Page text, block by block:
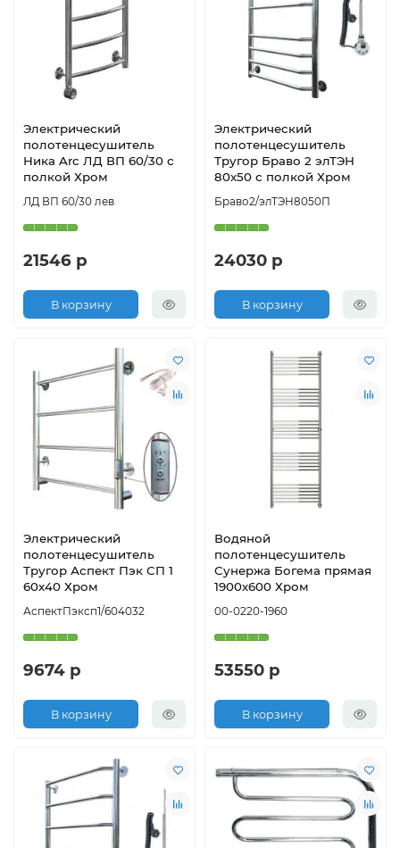
Электрический
полотенцесушитель
Ника Arc ЛД ВП 60/30 с
полкой Хром
ЛД ВП 60/30 лев
21546 р
В корзину
Электрический
полотенцесушитель
Тругор Браво 2 элТЭН
80x50 с полкой Хром
Браво2/элТЭН8050П
24030 р
В корзину
Электрический
полотенцесушитель
Тругор Аспект Пэк СП 1
60x40 Хром
АспектПэксп1/604032
9674 р
В корзину
Водяной
полотенцесушитель
Сунержа Богема прямая
1900х600 Хром
00-0220-1960
53550 р
В корзину